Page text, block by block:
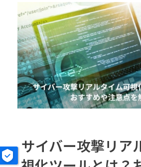
サイバー攻撃リア